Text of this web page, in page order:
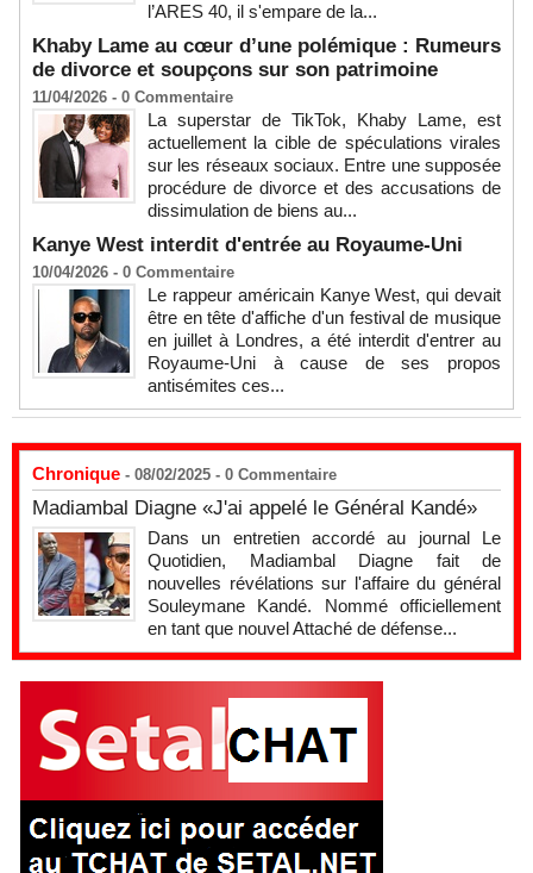
l’ARES 40, il s'empare de la...
Khaby Lame au cœur d’une polémique : Rumeurs
de divorce et soupçons sur son patrimoine
11/04/2026 - 0 Commentaire
La superstar de TikTok, Khaby Lame, est
actuellement la cible de spéculations virales
sur les réseaux sociaux. Entre une supposée
procédure de divorce et des accusations de
dissimulation de biens au...
Kanye West interdit d'entrée au Royaume-Uni
10/04/2026 - 0 Commentaire
Le rappeur américain Kanye West, qui devait
être en tête d'affiche d'un festival de musique
en juillet à Londres, a été interdit d'entrer au
Royaume-Uni à cause de ses propos
antisémites ces...
Chronique - 08/02/2025 - 0 Commentaire
Madiambal Diagne «J'ai appelé le Général Kandé»
Dans un entretien accordé au journal Le
Quotidien, Madiambal Diagne fait de
nouvelles révélations sur l'affaire du général
Souleymane Kandé. Nommé officiellement
en tant que nouvel Attaché de défense...